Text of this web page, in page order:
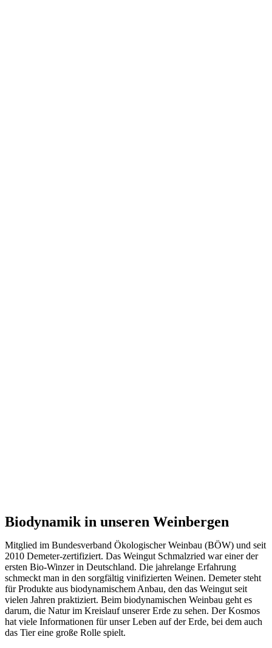
Biodynamik in unseren Weinbergen
Mitglied im Bundesverband Ökologischer Weinbau (BÖW) und seit
2010 Demeter-zertifiziert. Das Weingut Schmalzried war einer der
ersten Bio-Winzer in Deutschland. Die jahrelange Erfahrung
schmeckt man in den sorgfältig vinifizierten Weinen. Demeter steht
für Produkte aus biodynamischem Anbau, den das Weingut seit
vielen Jahren praktiziert. Beim biodynamischen Weinbau geht es
darum, die Natur im Kreislauf unserer Erde zu sehen. Der Kosmos
hat viele Informationen für unser Leben auf der Erde, bei dem auch
das Tier eine große Rolle spielt.